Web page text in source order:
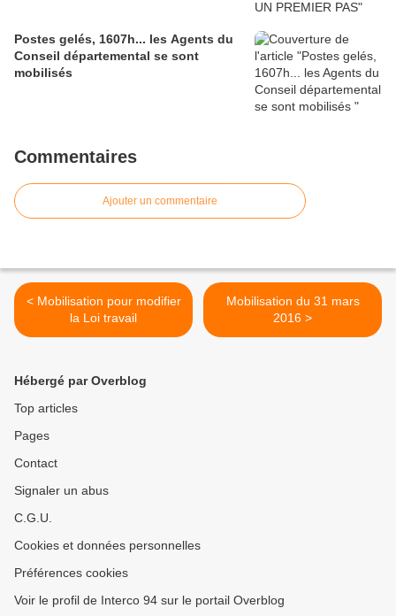
Postes gelés, 1607h... les Agents du
Conseil départemental se sont
mobilisés
Commentaires
Ajouter un commentaire
< Mobilisation pour modifier
la Loi travail
Mobilisation du 31 mars
2016 >
Hébergé par Overblog
Top articles
Pages
Contact
Signaler un abus
C.G.U.
Cookies et données personnelles
Préférences cookies
Voir le profil de Interco 94 sur le portail Overblog